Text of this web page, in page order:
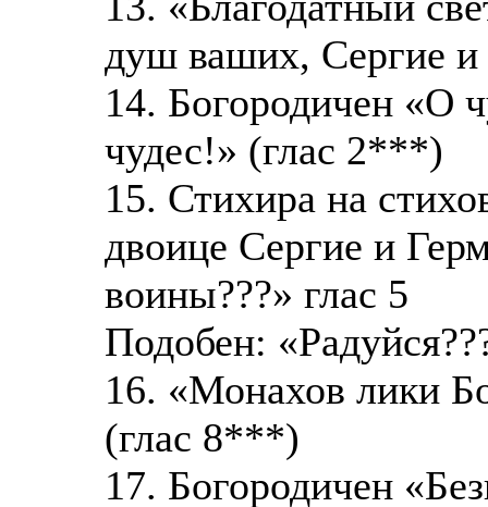
душ ваших, Сергие и
14. Богородичен «О
чудес!» (глас 2***)
15. Стихира на
двоице Сергие и
воины???» глас 5
Подобен:
16. «Монахов лики
(глас 8***)
17. Богородичен